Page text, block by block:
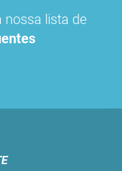
nossa lista de